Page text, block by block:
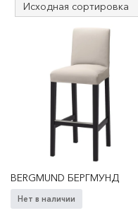
BERGMUND БЕРГМУНД
Нет в наличии